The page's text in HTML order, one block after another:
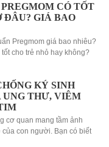
CÓ TỐT
ĐÂU? GIÁ BAO
Pregmom giá bao nhiêu?
cho trẻ nhỏ hay không?
KÝ SINH
UNG THƯ, VIÊM
cơ quan mang tầm ảnh
con người. Bạn có biết